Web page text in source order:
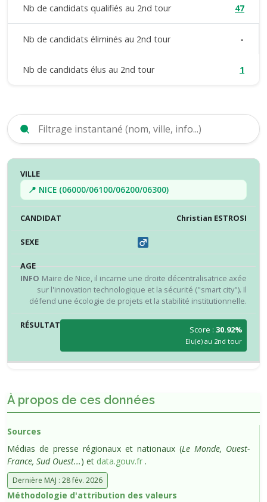
Nb de candidats qualifiés au 2nd tour 47
Nb de candidats éliminés au 2nd tour -
Nb de candidats élus au 2nd tour 1
VILLE
📍 NICE (06000/06100/06200/06300)
Christian ESTROSI
Maire de Nice, il incarne une droite décentralisatrice axée
sur l'innovation technologique et la sécurité ("smart city"). Il
défend une écologie de projets et la stabilité institutionnelle.
Score :30.92%
Elu(e) au 2nd tour
À propos de ces données
Sources
Médias de presse régionaux et nationaux (Le Monde, Ouest-
France, Sud Ouest...) et data.gouv.fr .
Dernière MAJ : 28 fév. 2026
Méthodologie d'attribution des valeurs